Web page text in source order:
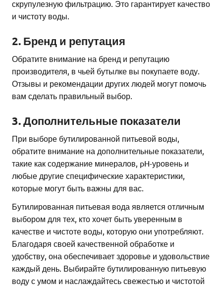
скрупулезную фильтрацию. Это гарантирует качество
и чистоту воды.
2. Бренд и репутация
Обратите внимание на бренд и репутацию
производителя, в чьей бутылке вы покупаете воду.
Отзывы и рекомендации других людей могут помочь
вам сделать правильный выбор.
3. Дополнительные показатели
При выборе бутилированной питьевой воды,
обратите внимание на дополнительные показатели,
такие как содержание минералов, pH-уровень и
любые другие специфические характеристики,
которые могут быть важны для вас.
Бутилированная питьевая вода является отличным
выбором для тех, кто хочет быть уверенным в
качестве и чистоте воды, которую они употребляют.
Благодаря своей качественной обработке и
удобству, она обеспечивает здоровье и удовольствие
каждый день. Выбирайте бутилированную питьевую
воду с умом и наслаждайтесь свежестью и чистотой